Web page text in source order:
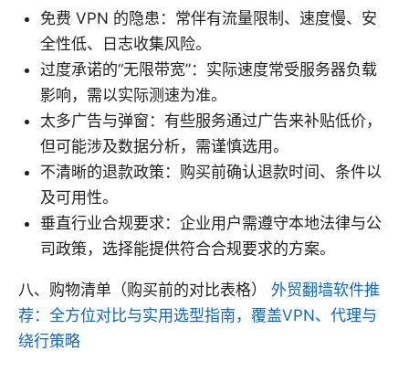
免费 VPN 的隐患：常伴有流量限制、速度慢、安
全性低、日志收集风险。
过度承诺的“无限带宽”：实际速度常受服务器负载
影响，需以实际测速为准。
太多广告与弹窗：有些服务通过广告来补贴低价，
但可能涉及数据分析，需谨慎选用。
不清晰的退款政策：购买前确认退款时间、条件以
及可用性。
垂直行业合规要求：企业用户需遵守本地法律与公
司政策，选择能提供符合合规要求的方案。
八、购物清单（购买前的对比表格） 外贸翻墙软件推
荐：全方位对比与实用选型指南，覆盖VPN、代理与
绕行策略